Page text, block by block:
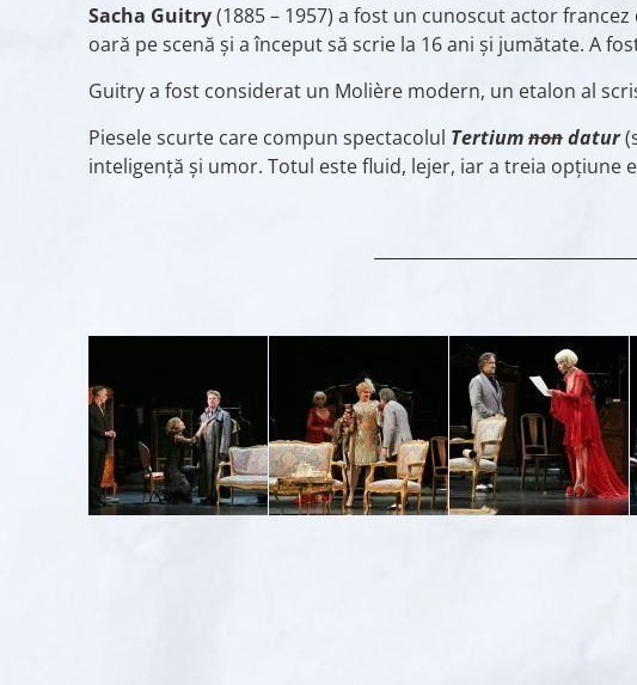
Sacha Guitry(1885 – 1957) a fost un cunoscut actor
oară pe scenă și a început să scrie la 16 ani și jumătate. A
Guitry a fost considerat un Molière modern, un etalon al
Piesele scurte care compun spectacolul Tertiumnondatur
inteligență și umor. Totul este fluid, lejer, iar a treia opțiune